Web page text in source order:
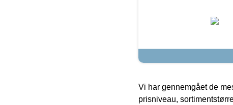
Vi har gennemgået de
prisniveau,